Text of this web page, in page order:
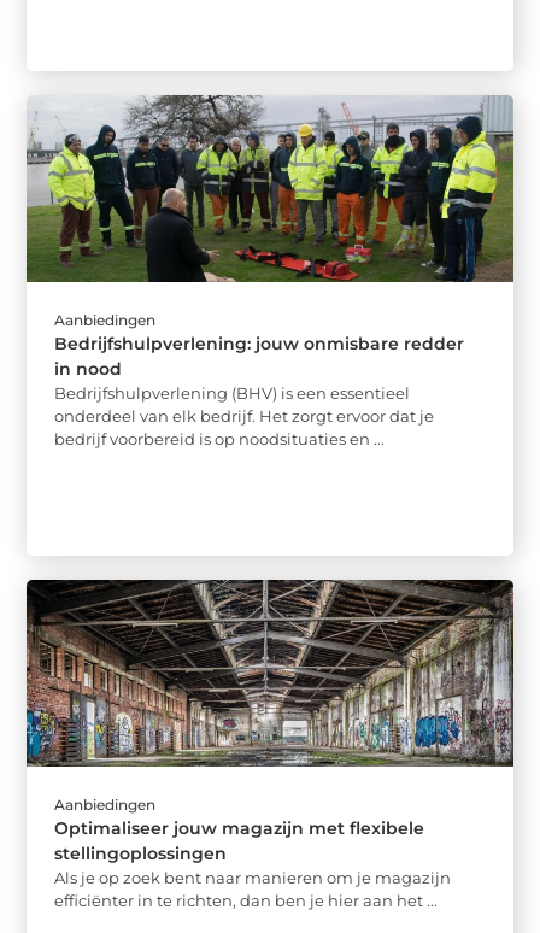
Aanbiedingen
Bedrijfshulpverlening: jouw onmisbare redder
in nood
Bedrijfshulpverlening (BHV) is een essentieel
onderdeel van elk bedrijf. Het zorgt ervoor dat je
bedrijf voorbereid is op noodsituaties en ...
Aanbiedingen
Optimaliseer jouw magazijn met flexibele
stellingoplossingen
Als je op zoek bent naar manieren om je magazijn
efficiënter in te richten, dan ben je hier aan het ...